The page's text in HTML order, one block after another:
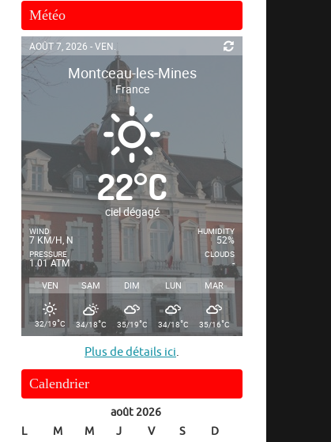
Météo
AOÛT 7, 2026 - VEN.
Montceau-les-Mines
France
22°C
ciel dégagé
WIND
7 KM/H, N
PRESSURE
1.01 ATM
HUMIDITY
52%
CLOUDS
-
VEN SAM DIM LUN MAR
32/19°C 34/18°C 35/19°C 34/18°C 35/16°C
Plus de détails ici.
Calendrier
août 2026
L
M M J V S D